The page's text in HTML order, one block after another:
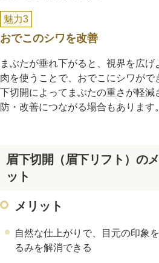
魅力3
おでこのシワを改善
まぶたが垂れ下がると、視界を広
肉を使うことで、おでこにシワがで
下切開によってまぶたの重さが軽減
防・改善につながる場合もあります。
眉下切開（眉下リフト）の
ット
メリット
自然な仕上がりで、目元の印象
るみを解消できる